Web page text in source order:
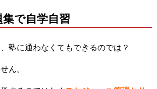
で自学自習
塾に通わなくてもできるのでは？
ん。